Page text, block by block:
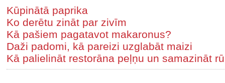
Kūpinātā paprika
Ko derētu zināt par zivīm
Kā pašiem pagatavot makaronus?
Daži padomi, kā pareizi uzglabāt maizi
Kā palielināt restorāna peļņu un samazināt